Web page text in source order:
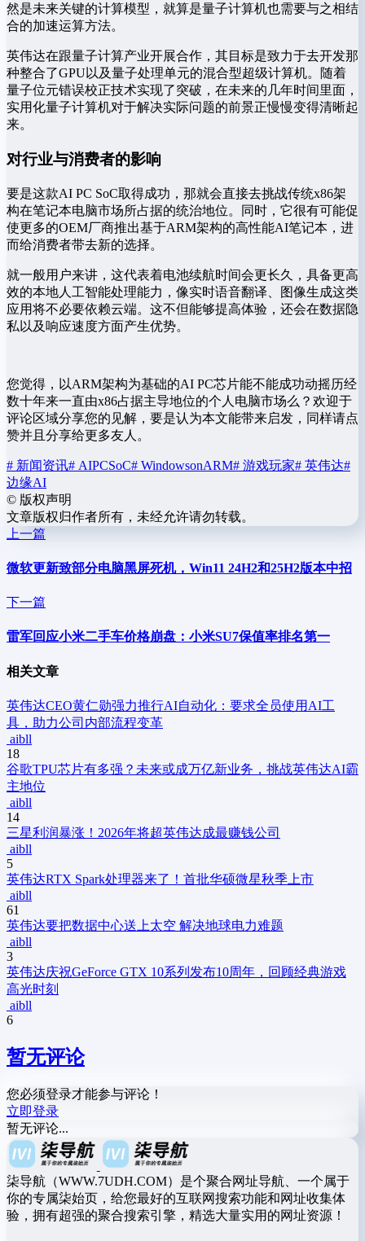
然是未来关键的计算模型，就算是量子计算机也需要与之相结
合的加速运算方法。
英伟达在跟量子计算产业开展合作，其目标是致力于去开发那
种整合了GPU以及量子处理单元的混合型超级计算机。随着
量子位元错误校正技术实现了突破，在未来的几年时间里面，
实用化量子计算机对于解决实际问题的前景正慢慢变得清晰起
来。
对行业与消费者的影响
要是这款AI PC SoC取得成功，那就会直接去挑战传统x86架
构在笔记本电脑市场所占据的统治地位。同时，它很有可能促
使更多的OEM厂商推出基于ARM架构的高性能AI笔记本，进
而给消费者带去新的选择。
就一般用户来讲，这代表着电池续航时间会更长久，具备更高
效的本地人工智能处理能力，像实时语音翻译、图像生成这类
应用将不必要依赖云端。这不但能够提高体验，还会在数据隐
私以及响应速度方面产生优势。
您觉得，以ARM架构为基础的AI PC芯片能不能成功动摇历经
数十年来一直由x86占据主导地位的个人电脑市场么？欢迎于
评论区域分享您的见解，要是认为本文能带来启发，同样请点
赞并且分享给更多友人。
# 新闻资讯# AIPCSoC# WindowsonARM# 游戏玩家# 英伟达#
边缘AI
© 版权声明
文章版权归作者所有，未经允许请勿转载。
上一篇
微软更新致部分电脑黑屏死机，Win11 24H2和25H2版本中招
下一篇
雷军回应小米二手车价格崩盘：小米SU7保值率排名第一
相关文章
英伟达CEO黄仁勋强力推行AI自动化：要求全员使用AI工
具，助力公司内部流程变革
aibll
18
谷歌TPU芯片有多强？未来或成万亿新业务，挑战英伟达AI霸
主地位
aibll
14
三星利润暴涨！2026年将超英伟达成最赚钱公司
aibll
5
英伟达RTX Spark处理器来了！首批华硕微星秋季上市
aibll
61
英伟达要把数据中心送上太空 解决地球电力难题
aibll
3
英伟达庆祝GeForce GTX 10系列发布10周年，回顾经典游戏
高光时刻
aibll
6
暂无评论
您必须登录才能参与评论！
立即登录
暂无评论...
柒导航（WWW.7UDH.COM）是个聚合网址导航、一个属于
你的专属柒始页，给您最好的互联网搜索功能和网址收集体
验，拥有超强的聚合搜索引擎，精选大量实用的网址资源！